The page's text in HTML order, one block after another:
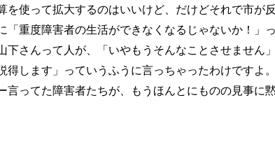
使って拡大するのはいいけど、だけどそれで市が
「重度障害者の生活ができなくなるじゃないか！」
下さんって人が、「いやもうそんなことさせません
得します」っていうふうに言っちゃったわけですよ
言ってた障害者たちが、もうほんとにものの見事に